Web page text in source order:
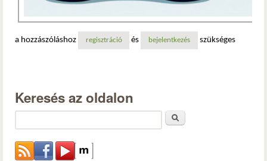
a hozzászóláshoz regisztráció és bejelentkezés szükséges
Keresés az oldalon